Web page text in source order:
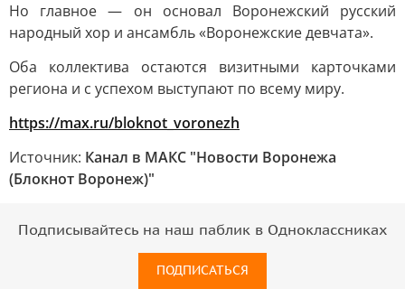
Но главное — он основал Воронежский русский
народный хор и ансамбль «Воронежские девчата».
Оба коллектива остаются визитными карточками
региона и с успехом выступают по всему миру.
https://max.ru/bloknot_voronezh
Источник: Канал в МАКС "Новости Воронежа
(Блокнот Воронеж)"
Подписывайтесь на наш паблик в Одноклассниках
ПОДПИСАТЬСЯ